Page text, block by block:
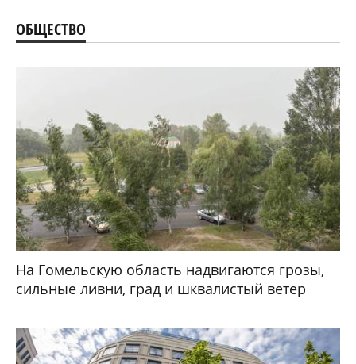
ОБЩЕСТВО
На Гомельскую область надвигаются грозы,
сильные ливни, град и шквалистый ветер